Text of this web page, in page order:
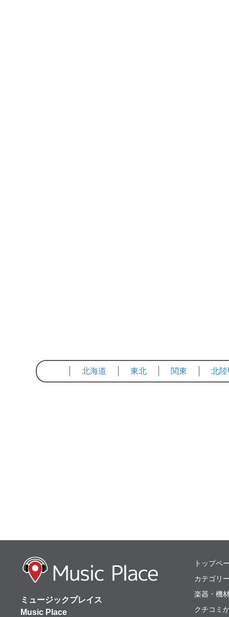
北海道 東北 関東 北
ミュージックプレ
ミュージックプレイス
Music Place
トップペ
カテゴリ
楽器・機
クチコミ